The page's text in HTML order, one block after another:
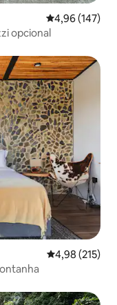
4,96 de uma
4,96 (147)
opcional
4,98 de uma
4,98 (215)